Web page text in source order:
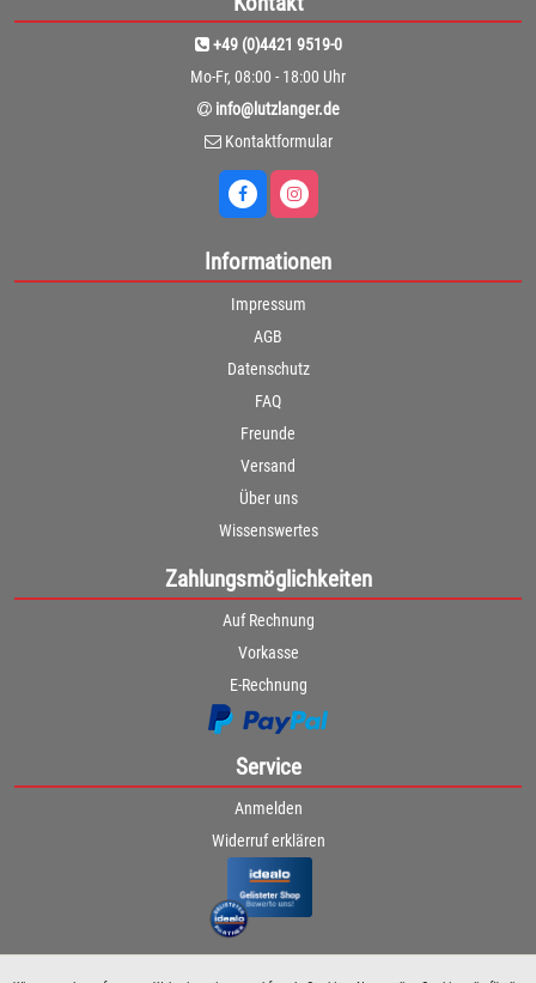
+49 (0)4421 9519-0
Mo-Fr, 08:00 - 18:00 Uhr
info@lutzlanger.de
Kontaktformular
Informationen
Impressum
AGB
Datenschutz
FAQ
Freunde
Versand
Über uns
Wissenswertes
Zahlungsmöglichkeiten
Auf Rechnung
Vorkasse
E-Rechnung
Service
Anmelden
Widerruf erklären